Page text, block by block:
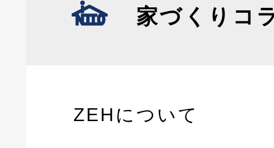
家づくりコ
ZEHについて